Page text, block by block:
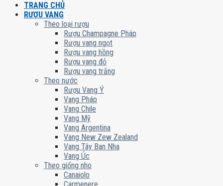
TRANG CHỦ
RƯỢU VANG
Theo loại rượu
Rượu Champagne Pháp
Rượu vang ngọt
Rượu vang hồng
Rượu vang đỏ
Rượu vang trắng
Theo nước
Rượu Vang Ý
Vang Pháp
Vang Chile
Vang Mỹ
Vang Argentina
Vang New Zew Zealand
Vang Tây Ban Nha
Vang Úc
Theo giống nho
Canaiolo